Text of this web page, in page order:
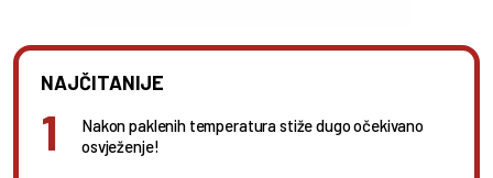
NAJČITANIJE
Nakon paklenih temperatura stiže dugo očekivano
osvježenje!